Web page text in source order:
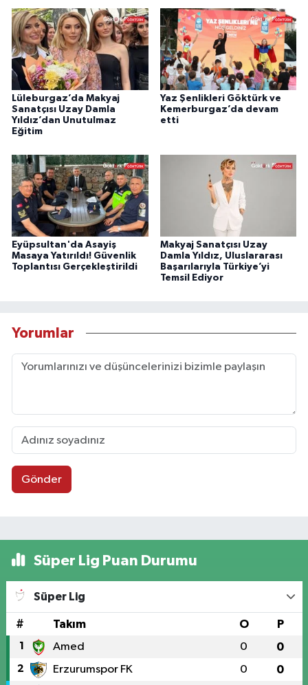
Lüleburgaz’da Makyaj
Sanatçısı Uzay Damla
Yıldız’dan Unutulmaz
Eğitim
Yaz Şenlikleri Göktürk ve
Kemerburgaz’da devam
etti
Eyüpsultan'da Asayiş
Masaya Yatırıldı! Güvenlik
Toplantısı Gerçekleştirildi
Makyaj Sanatçısı Uzay
Damla Yıldız, Uluslararası
Başarılarıyla Türkiye’yi
Temsil Ediyor
Yorumlar
Gönder
Süper Lig Puan Durumu
Süper Lig
# Takım O P
1 Amed 0 0
2 Erzurumspor FK 0 0